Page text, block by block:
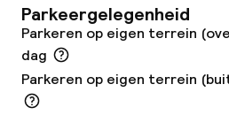
Glutenvrije opties
Vegetarische opties
Parkeergelegenheid
Parkeren op eigen terrein
dag
Parkeren op eigen terrein